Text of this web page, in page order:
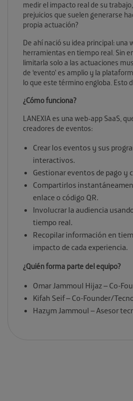
medir el impacto real de su
prejuicios que suelen generarse
propia actuación?
De ahí nació su idea principal: una
herramientas en tiempo real. Sin
limitarla solo a las actuaciones
de ‘evento’ es amplio y la
lo que este término engloba. Esto
¿Cómo funciona?
LANEXIA es una web-app SaaS,
creadores de eventos:
Crear los eventos y sus
interactivos.
Gestionar eventos de pago y
Compartirlos
enlace o código QR.
Involucrar la audiencia
tiempo real.
Recopilar información en
impacto de cada experiencia.
¿Quién forma parte del equipo?
Omar Jammoul Hijaz – Co-
Kifah Seif – Co-Founder/
Hazym Jammoul –Asesor